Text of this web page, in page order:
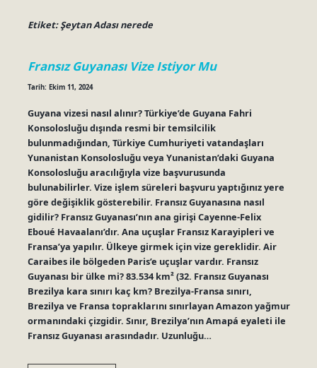
Etiket:Şeytan Adası nerede
Fransız Guyanası Vize Istiyor Mu
Tarih: Ekim 11, 2024
Guyana vizesi nasıl alınır? Türkiye’de Guyana Fahri
Konsolosluğu dışında resmi bir temsilcilik
bulunmadığından, Türkiye Cumhuriyeti vatandaşları
Yunanistan Konsolosluğu veya Yunanistan’daki Guyana
Konsolosluğu aracılığıyla vize başvurusunda
bulunabilirler. Vize işlem süreleri başvuru yaptığınız yere
göre değişiklik gösterebilir. Fransız Guyanasına nasıl
gidilir? Fransız Guyanası’nın ana girişi Cayenne-Felix
Eboué Havaalanı’dır. Ana uçuşlar Fransız Karayipleri ve
Fransa’ya yapılır. Ülkeye girmek için vize gereklidir. Air
Caraibes ile bölgeden Paris’e uçuşlar vardır. Fransız
Guyanası bir ülke mi? 83.534 km² (32. Fransız Guyanası
Brezilya kara sınırı kaç km? Brezilya-Fransa sınırı,
Brezilya ve Fransa topraklarını sınırlayan Amazon yağmur
ormanındaki çizgidir. Sınır, Brezilya’nın Amapá eyaleti ile
Fransız Guyanası arasındadır. Uzunluğu…